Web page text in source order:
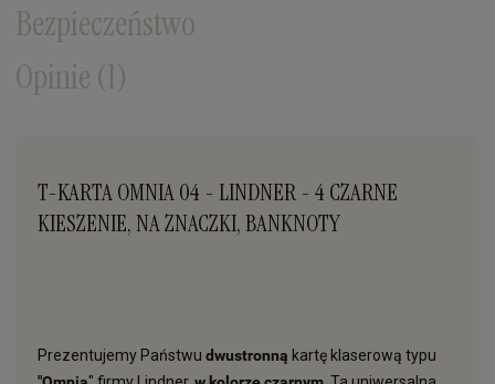
Bezpieczeństwo
Opinie (1)
T-KARTA OMNIA 04 - LINDNER - 4 CZARNE
KIESZENIE, NA ZNACZKI, BANKNOTY
Prezentujemy Państwu dwustronną kartę klaserową typu